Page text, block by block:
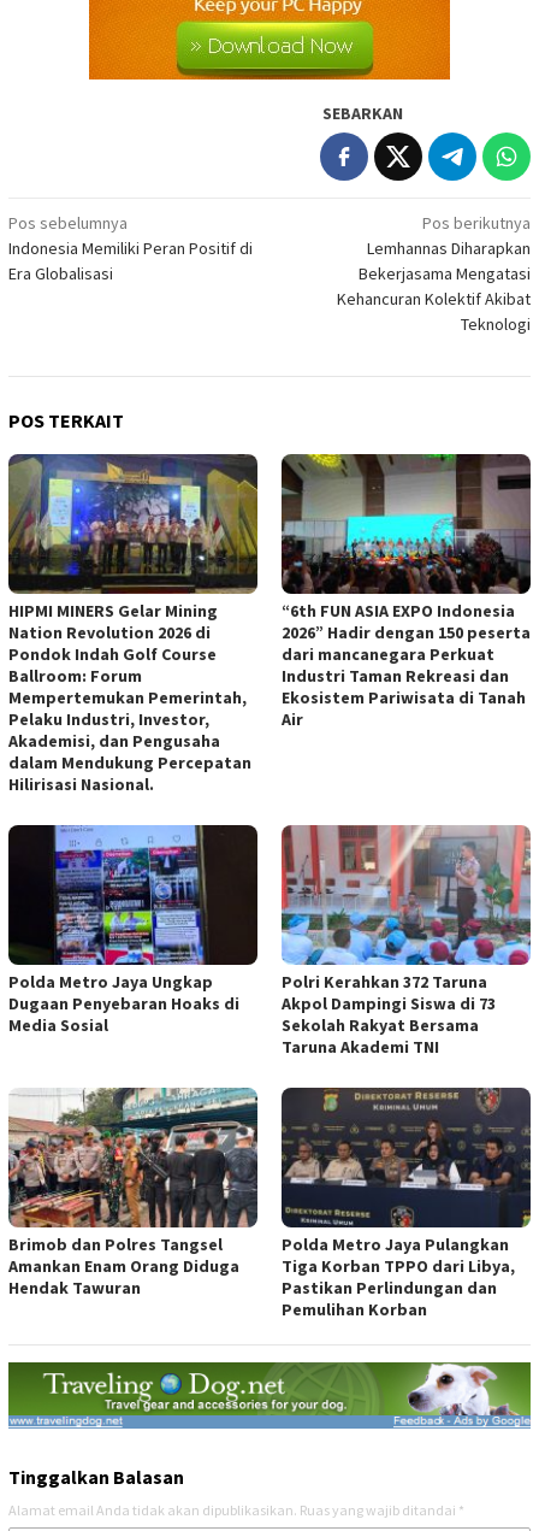
SEBARKAN
Navigasi
pos
Pos sebelumnya
Indonesia Memiliki Peran Positif di
Era Globalisasi
Pos berikutnya
Lemhannas Diharapkan
Bekerjasama Mengatasi
Kehancuran Kolektif Akibat
Teknologi
POS TERKAIT
HIPMI MINERS Gelar Mining
Nation Revolution 2026 di
Pondok Indah Golf Course
Ballroom: Forum
Mempertemukan Pemerintah,
Pelaku Industri, Investor,
Akademisi, dan Pengusaha
dalam Mendukung Percepatan
Hilirisasi Nasional.
“6th FUN ASIA EXPO Indonesia
2026” Hadir dengan 150 peserta
dari mancanegara Perkuat
Industri Taman Rekreasi dan
Ekosistem Pariwisata di Tanah
Air
Polda Metro Jaya Ungkap
Dugaan Penyebaran Hoaks di
Media Sosial
Polri Kerahkan 372 Taruna
Akpol Dampingi Siswa di 73
Sekolah Rakyat Bersama
Taruna Akademi TNI
Brimob dan Polres Tangsel
Amankan Enam Orang Diduga
Hendak Tawuran
Polda Metro Jaya Pulangkan
Tiga Korban TPPO dari Libya,
Pastikan Perlindungan dan
Pemulihan Korban
Tinggalkan Balasan
Alamat email Anda tidak akan dipublikasikan. Ruas yang wajib ditandai *